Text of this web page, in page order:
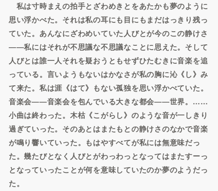
私は寸時まえの拍手とざわめきとをあたかも夢のように
思い浮かべた。それは私の耳にも目にもまだはっきり残っ
ていた。あんなにざわめいていた人びとが今のこの静けさ
――私にはそれが不思議な不思議なことに思えた。そして
人びとは誰一人それを疑おうともせずひたむきに音楽を追
っている。言いようもないはかなさが私の胸に沁《し》み
て来た。私は涯《はて》もない孤独を思い浮かべていた。
音楽会――音楽会を包んでいる大きな都会――世界。……
小曲は終わった。木枯《こがらし》のような音が一しきり
過ぎていった。そのあとはまたもとの静けさのなかで音楽
が鳴り響いていった。もはやすべてが私には無意味だっ
た。幾たびとなく人びとがわっわっとなってはまたすーっ
となっていったことが何を意味していたのか夢のようだっ
た。